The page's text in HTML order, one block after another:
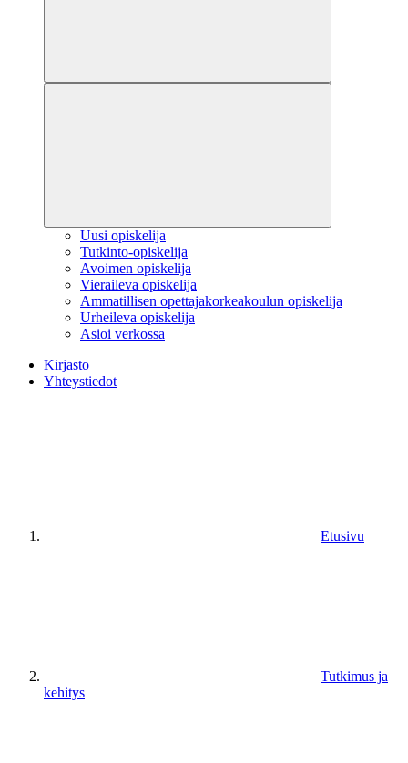
Uusi opiskelija
Tutkinto-opiskelija
Avoimen opiskelija
Vieraileva opiskelija
Ammatillisen opettajakorkeakoulun opiskelija
Urheileva opiskelija
Asioi verkossa
Kirjasto
Yhteystiedot
Etusivu
Tutkimus ja
kehitys